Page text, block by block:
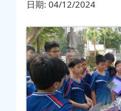
日期: 04/12/2024